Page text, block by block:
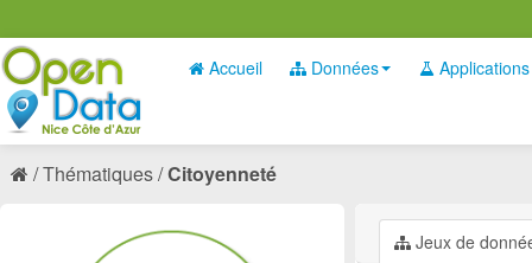
Accueil Données Applications
Thématiques Citoyenneté
Jeux de